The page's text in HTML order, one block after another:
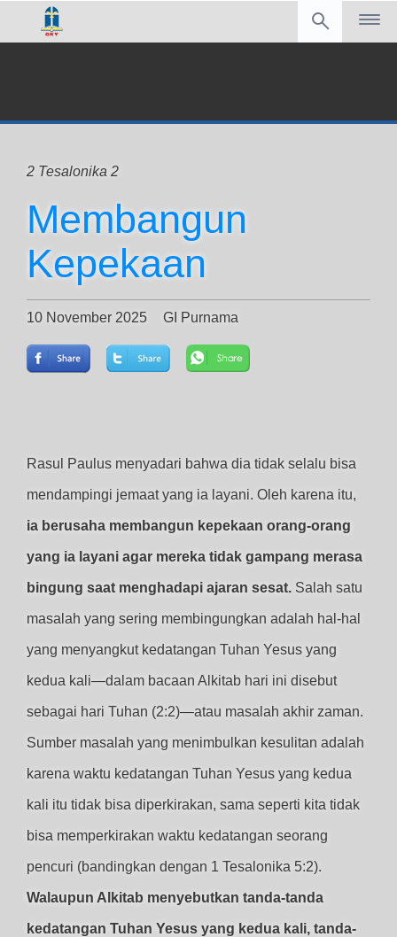
2 Tesalonika 2
Membangun
Kepekaan
10 November 2025 GI Purnama
Rasul Paulus menyadari bahwa dia tidak selalu bisa
mendampingi jemaat yang ia layani. Oleh karena itu,
ia berusaha membangun kepekaan orang-orang
yang ia layani agar mereka tidak gampang merasa
bingung saat menghadapi ajaran sesat. Salah satu
masalah yang sering membingungkan adalah hal-hal
yang menyangkut kedatangan Tuhan Yesus yang
kedua kali—dalam bacaan Alkitab hari ini disebut
sebagai hari Tuhan (2:2)—atau masalah akhir zaman.
Sumber masalah yang menimbulkan kesulitan adalah
karena waktu kedatangan Tuhan Yesus yang kedua
kali itu tidak bisa diperkirakan, sama seperti kita tidak
bisa memperkirakan waktu kedatangan seorang
pencuri (bandingkan dengan 1 Tesalonika 5:2).
Walaupun Alkitab menyebutkan tanda-tanda
kedatangan Tuhan Yesus yang kedua kali, tanda-